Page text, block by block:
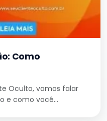
Como
Oculto, vamos falar
e como você…